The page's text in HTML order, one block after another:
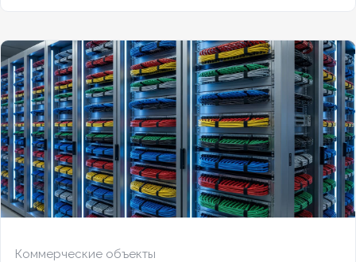
Коммерческие объекты